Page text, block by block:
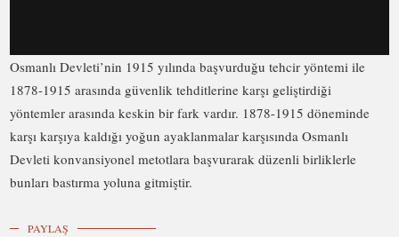
Osmanlı Devleti’nin 1915 yılında başvurduğu tehcir yöntemi ile
1878-1915 arasında güvenlik tehditlerine karşı geliştirdiği
yöntemler arasında keskin bir fark vardır. 1878-1915 döneminde
karşı karşıya kaldığı yoğun ayaklanmalar karşısında Osmanlı
Devleti konvansiyonel metotlara başvurarak düzenli birliklerle
bunları bastırma yoluna gitmiştir.
PAYLAŞ